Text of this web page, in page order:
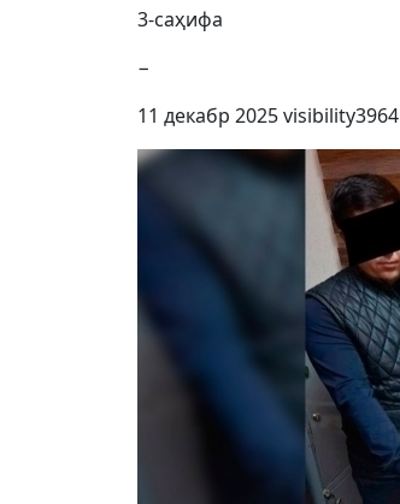
3-саҳифа
−
11 декабр 2025visibility3964